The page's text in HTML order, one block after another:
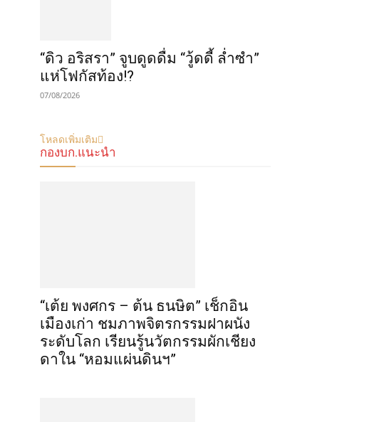
“ดิว อริสรา” จูบดูดดื่ม “วู้ดดี้ ล่ำซำ”
แห่โฟกัสท้อง!?
07/08/2026
โหลดเพิ่มเติม
กองบก.แนะนำ
“เต้ย พงศกร – ต้น ธนษิต” เช็กอิน
เมืองเก่า ชมภาพจิตรกรรมฝาผนัง
ระดับโลก เรียนรู้นวัตกรรมผักเชียง
ดาใน “หอมแผ่นดินฯ”